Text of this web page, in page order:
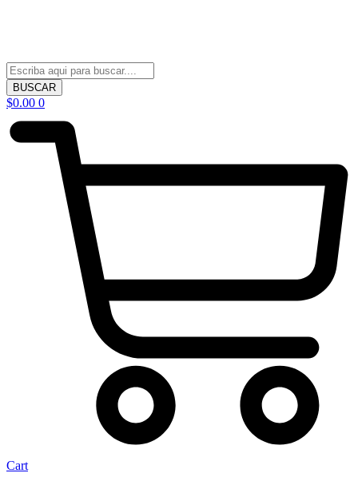
BUSCAR
$0.00 0
Cart